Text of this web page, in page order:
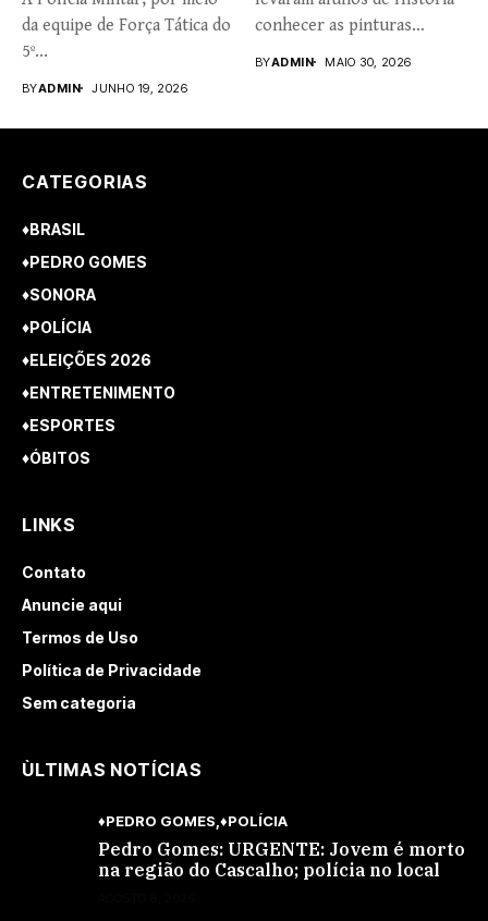
da equipe de Força Tática do
5º...
BYADMIN JUNHO 19, 2026
conhecer as pinturas
BYADMIN MAIO 30, 2026
CATEGORIAS
♦BRASIL
♦PEDRO GOMES
♦SONORA
♦POLÍCIA
♦ELEIÇÕES 2026
♦ENTRETENIMENTO
♦ESPORTES
♦ÓBITOS
LINKS
Contato
Anuncie aqui
Termos de Uso
Política de Privacidade
Sem categoria
ÙLTIMAS NOTÍCIAS
♦PEDRO GOMES ♦POLÍCIA
Pedro Gomes: URGENTE: Jovem é morto
na região do Cascalho; polícia no local